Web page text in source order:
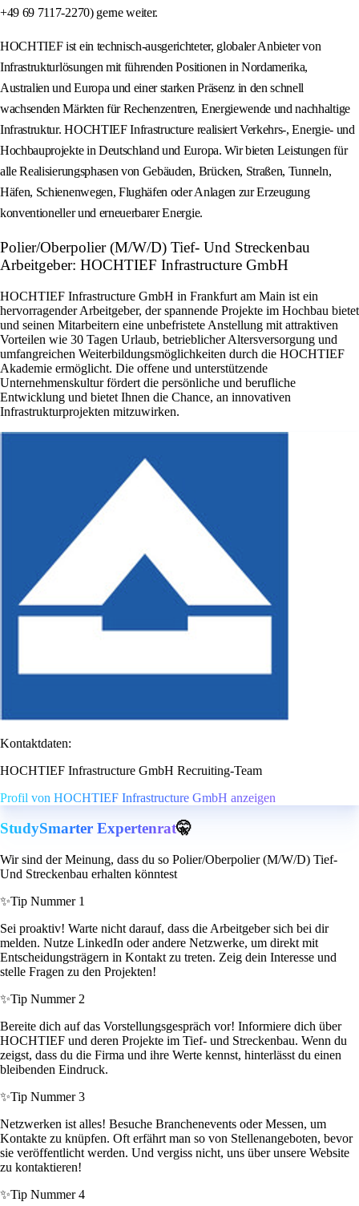
+49 69 7117-2270) gerne weiter.
HOCHTIEF ist ein technisch-ausgerichteter, globaler Anbieter von
Infrastrukturlösungen mit führenden Positionen in Nordamerika,
Australien und Europa und einer starken Präsenz in den schnell
wachsenden Märkten für Rechenzentren, Energiewende und nachhaltige
Infrastruktur. HOCHTIEF Infrastructure realisiert Verkehrs-, Energie- und
Hochbauprojekte in Deutschland und Europa. Wir bieten Leistungen für
alle Realisierungsphasen von Gebäuden, Brücken, Straßen, Tunneln,
Häfen, Schienenwegen, Flughäfen oder Anlagen zur Erzeugung
konventioneller und erneuerbarer Energie.
Polier/Oberpolier (M/W/D) Tief- Und Streckenbau
Arbeitgeber: HOCHTIEF Infrastructure GmbH
HOCHTIEF Infrastructure GmbH in Frankfurt am Main ist ein
hervorragender Arbeitgeber, der spannende Projekte im Hochbau bietet
und seinen Mitarbeitern eine unbefristete Anstellung mit attraktiven
Vorteilen wie 30 Tagen Urlaub, betrieblicher Altersversorgung und
umfangreichen Weiterbildungsmöglichkeiten durch die HOCHTIEF
Akademie ermöglicht. Die offene und unterstützende
Unternehmenskultur fördert die persönliche und berufliche
Entwicklung und bietet Ihnen die Chance, an innovativen
Infrastrukturprojekten mitzuwirken.
Kontaktdaten:
HOCHTIEF Infrastructure GmbH Recruiting-Team
Profil von HOCHTIEF Infrastructure GmbH anzeigen
StudySmarter Expertenrat🤫
Wir sind der Meinung, dass du so Polier/Oberpolier (M/W/D) Tief-
Und Streckenbau erhalten könntest
✨Tip Nummer 1
Sei proaktiv! Warte nicht darauf, dass die Arbeitgeber sich bei dir
melden. Nutze LinkedIn oder andere Netzwerke, um direkt mit
Entscheidungsträgern in Kontakt zu treten. Zeig dein Interesse und
stelle Fragen zu den Projekten!
✨Tip Nummer 2
Bereite dich auf das Vorstellungsgespräch vor! Informiere dich über
HOCHTIEF und deren Projekte im Tief- und Streckenbau. Wenn du
zeigst, dass du die Firma und ihre Werte kennst, hinterlässt du einen
bleibenden Eindruck.
✨Tip Nummer 3
Netzwerken ist alles! Besuche Branchenevents oder Messen, um
Kontakte zu knüpfen. Oft erfährt man so von Stellenangeboten, bevor
sie veröffentlicht werden. Und vergiss nicht, uns über unsere Website
zu kontaktieren!
✨Tip Nummer 4